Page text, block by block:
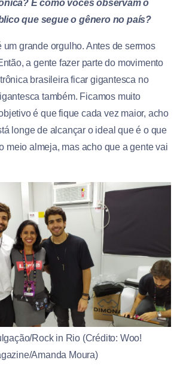
E como vocês observam o
que segue o gênero no país?
um grande orgulho. Antes de sermos
a gente fazer parte do movimento
brasileira ficar gigantesca no
também. Ficamos muito
é que fique cada vez maior, acho
longe de alcançar o ideal que é o que
meio almeja, mas acho que a gente vai
Rock in Rio (Crédito: Woo!
Amanda Moura)